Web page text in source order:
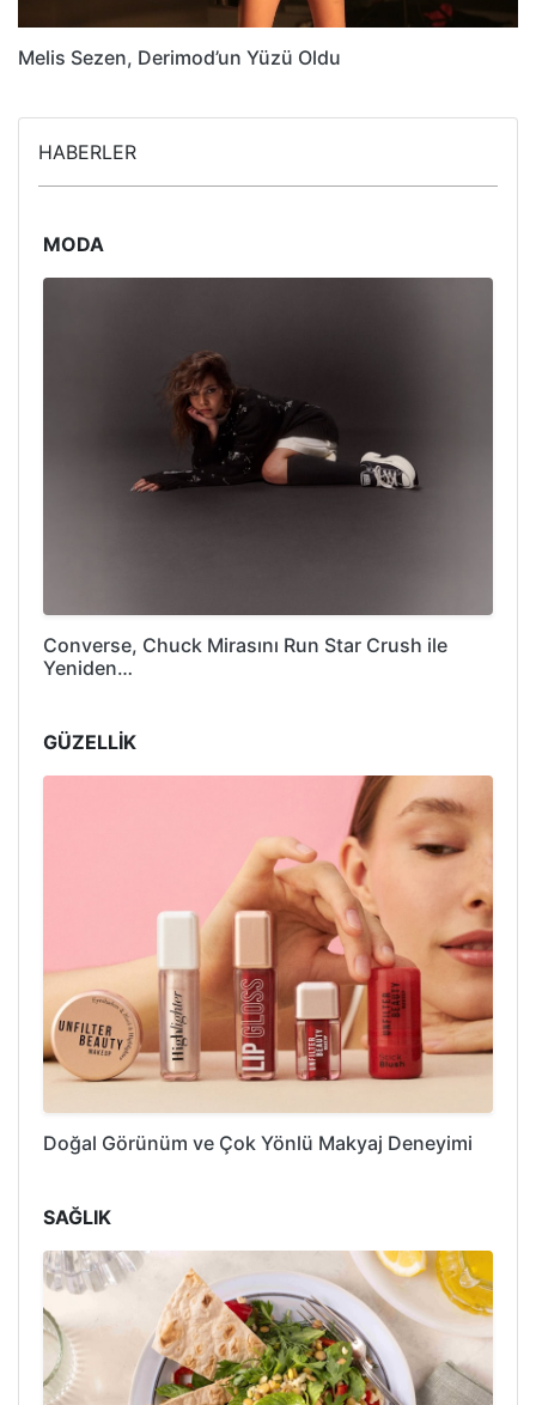
Melis Sezen, Derimod’un Yüzü Oldu
HABERLER
MODA
Converse, Chuck Mirasını Run Star Crush ile
Yeniden…
GÜZELLİK
Doğal Görünüm ve Çok Yönlü Makyaj Deneyimi
SAĞLIK